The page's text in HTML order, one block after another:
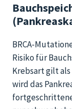
BRCA-
Risiko für
Krebsart gilt
wird das